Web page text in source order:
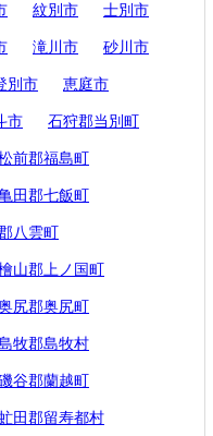
紋別市 士別市
滝川市 砂川市
別市 恵庭市
市 石狩郡当別町
前郡福島町
田郡七飯町
八雲町
山郡上ノ国町
尻郡奥尻町
牧郡島牧村
谷郡蘭越町
田郡留寿都村